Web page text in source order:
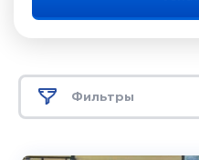
Фильтры